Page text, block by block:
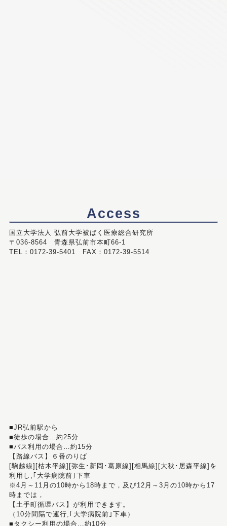
Access
国立大学法人 弘前大学被ばく医療総合研究所
〒036-8564 青森県弘前市本町66-1
TEL：0172-39-5401 FAX：0172-39-5514
■JR弘前駅から
■徒歩の場合…約25分
■バス利用の場合…約15分
【路線バス】６番のりば
[駒越線][枯木平線][弥生･新岡･葛原線][相馬線][大秋･居森平線]を
利用し,｢大学病院前｣下車
※4月～11月の10時から18時まで，及び12月～3月の10時から17
時までは，
【土手町循環バス】が利用できます。
（10分間隔で運行,｢大学病院前｣下車）
■タクシー利用の場合…約10分